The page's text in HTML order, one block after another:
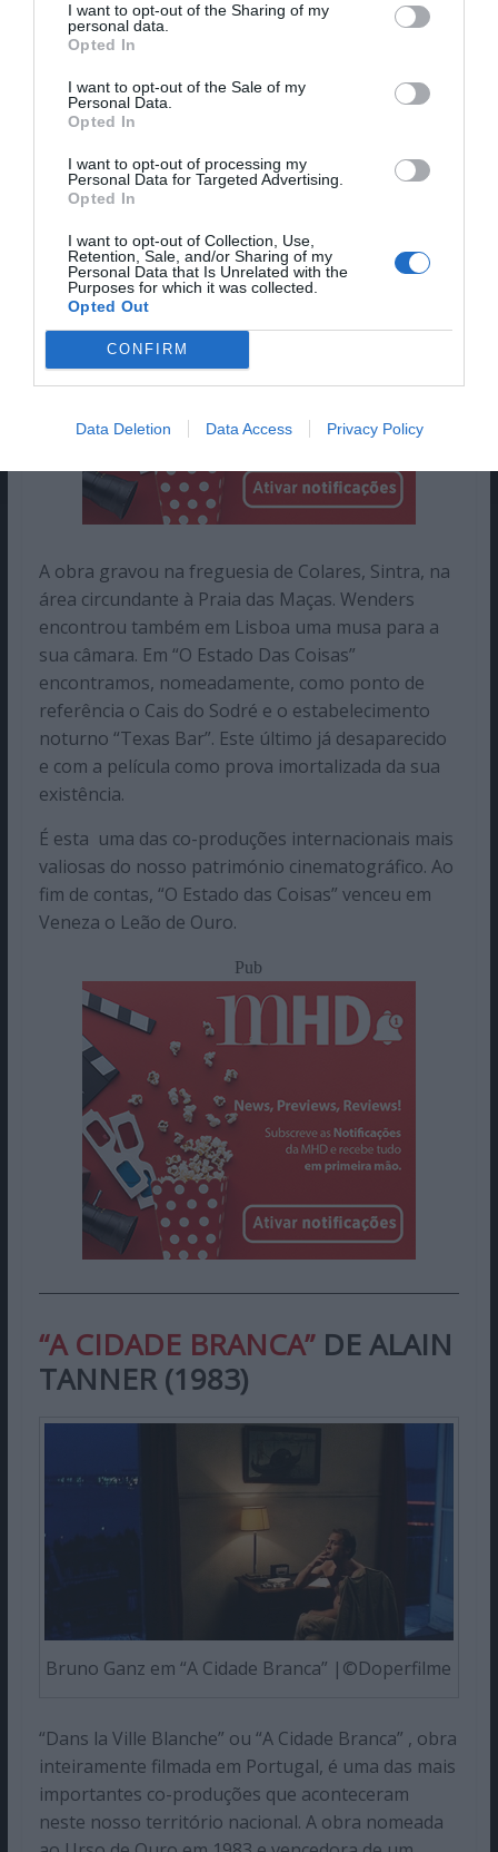
I want to opt-out of the Sharing of my
personal data.
Opted In
I want to opt-out of the Sale of my
Personal Data.
Opted In
I want to opt-out of processing my
Personal Data for Targeted Advertising.
Opted In
I want to opt-out of Collection, Use,
Retention, Sale, and/or Sharing of my
Personal Data that Is Unrelated with the
Purposes for which it was collected.
Opted Out
CONFIRM
Data Deletion Data Access Privacy Policy
cinema. No enredo, uma equipa encontra-se em
Portugal para gravar uma produção de ficção
científica de série B. Acontece que o produtor
desaparece, deixando a equipa do filme sem
fundos. O realizador (Patrick Bauchau) procura
então este esquivo produtor (interpretado pelo
produtor, realizador e argumentista Sam Fuller).
Pub
A obra gravou na freguesia de Colares, Sintra, na
área circundante à Praia das Maças. Wenders
encontrou também em Lisboa uma musa para a
sua câmara. Em “O Estado Das Coisas”
encontramos, nomeadamente, como ponto de
referência o Cais do Sodré e o estabelecimento
noturno “Texas Bar”. Este último já desaparecido
e com a película como prova imortalizada da sua
existência.
É esta uma das co-produções internacionais mais
valiosas do nosso património cinematográfico. Ao
fim de contas, “O Estado das Coisas” venceu em
Veneza o Leão de Ouro.
Pub
“A CIDADE BRANCA”DE ALAIN
TANNER (1983)
Bruno Ganz em “A Cidade Branca” |©Doperfilme
“Dans la Ville Blanche” ou “A Cidade Branca” , obra
inteiramente filmada em Portugal, é uma das mais
importantes co-produções que aconteceram
neste nosso território nacional. A obra nomeada